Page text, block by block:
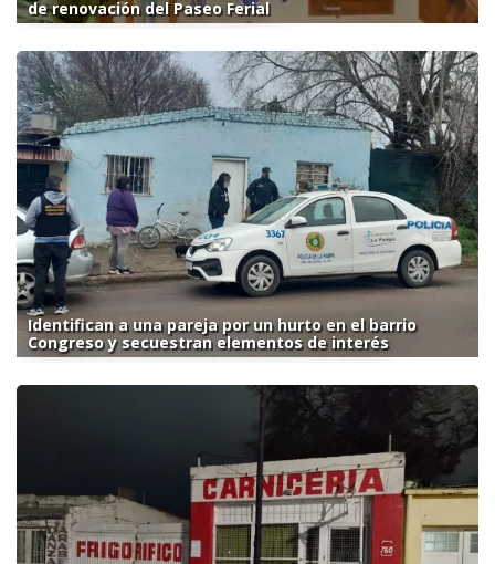
de renovación del Paseo Ferial
Identifican a una pareja por un hurto en el barrio
Congreso y secuestran elementos de interés